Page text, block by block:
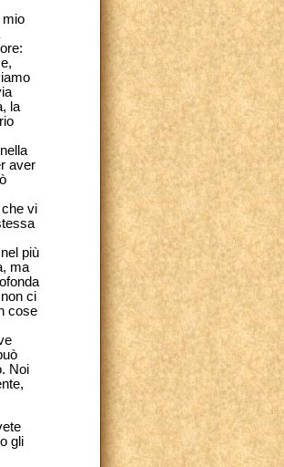
mio
la
aver
vi
più
ma
ci
cose
Noi
gli